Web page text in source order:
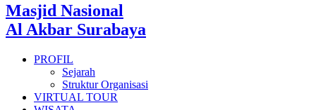
Masjid Nasional
Al Akbar Surabaya
PROFIL
Sejarah
Struktur Organisasi
VIRTUAL TOUR